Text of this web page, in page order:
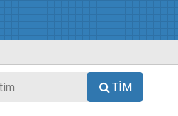
TÌM